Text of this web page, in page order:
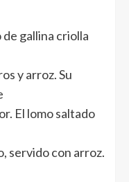
de gallina criolla
y arroz. Su
El lomo saltado
servido con arroz.